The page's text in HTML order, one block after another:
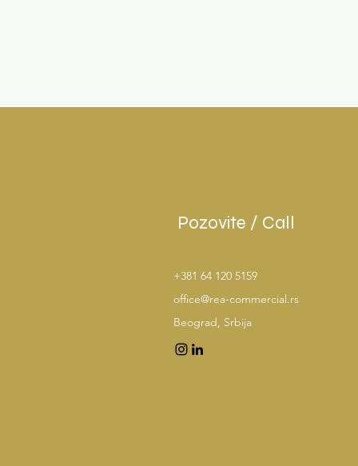
Pozovite / Call
+381 64 120 5159
office@rea-commercial.rs
Beograd, Srbija